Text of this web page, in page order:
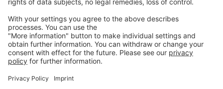
Связатьсяс нами
info@ew-nutrition.com